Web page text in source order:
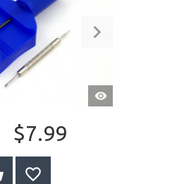
APERÇU
RAPIDE
$7.99
ACHETER MAINTENANT